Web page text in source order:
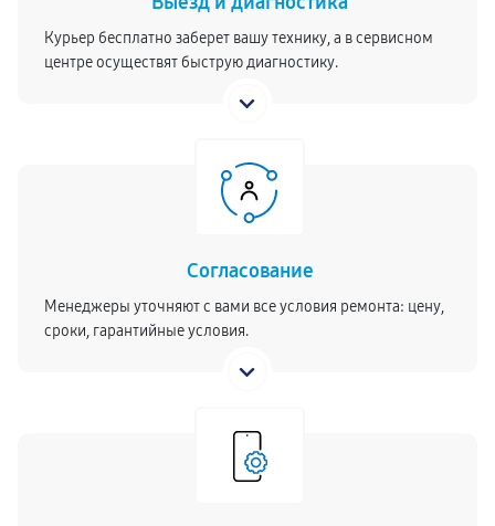
Курьер бесплатно заберет вашу технику, а в сервисном
центре осуществят быструю диагностику.
Согласование
Менеджеры уточняют с вами все условия ремонта: цену,
сроки, гарантийные условия.